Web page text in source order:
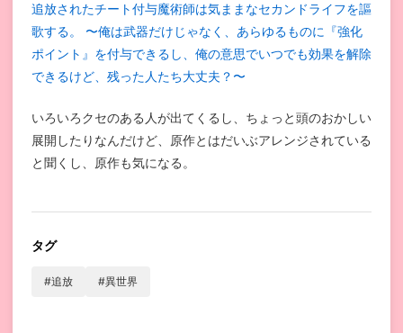
追放されたチート付与魔術師は気ままなセカンドライフを謳
歌する。 〜俺は武器だけじゃなく、あらゆるものに『強化
ポイント』を付与できるし、俺の意思でいつでも効果を解除
できるけど、残った人たち大丈夫？〜
いろいろクセのある人が出てくるし、ちょっと頭のおかしい
展開したりなんだけど、原作とはだいぶアレンジされている
と聞くし、原作も気になる。
タグ
#追放 #異世界